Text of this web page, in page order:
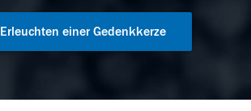
Erleuchten einer Gedenkkerze